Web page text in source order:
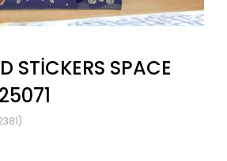
STICKERS SPACE